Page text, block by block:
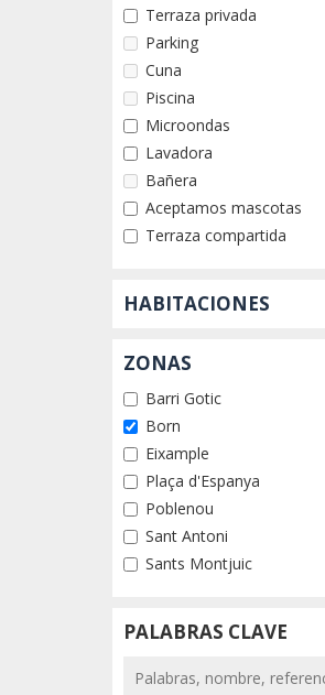
Terraza privada
Parking
Cuna
Piscina
Microondas
Lavadora
Bañera
Aceptamos mascotas
Terraza compartida
HABITACIONES
ZONAS
Barri Gotic
Born
Eixample
Plaça d'Espanya
Poblenou
Sant Antoni
Sants Montjuic
PALABRAS CLAVE